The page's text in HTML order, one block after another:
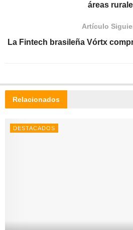
áreas
Artículo
La Fintech brasileña Vórtx
Relacionados
DESTACADOS